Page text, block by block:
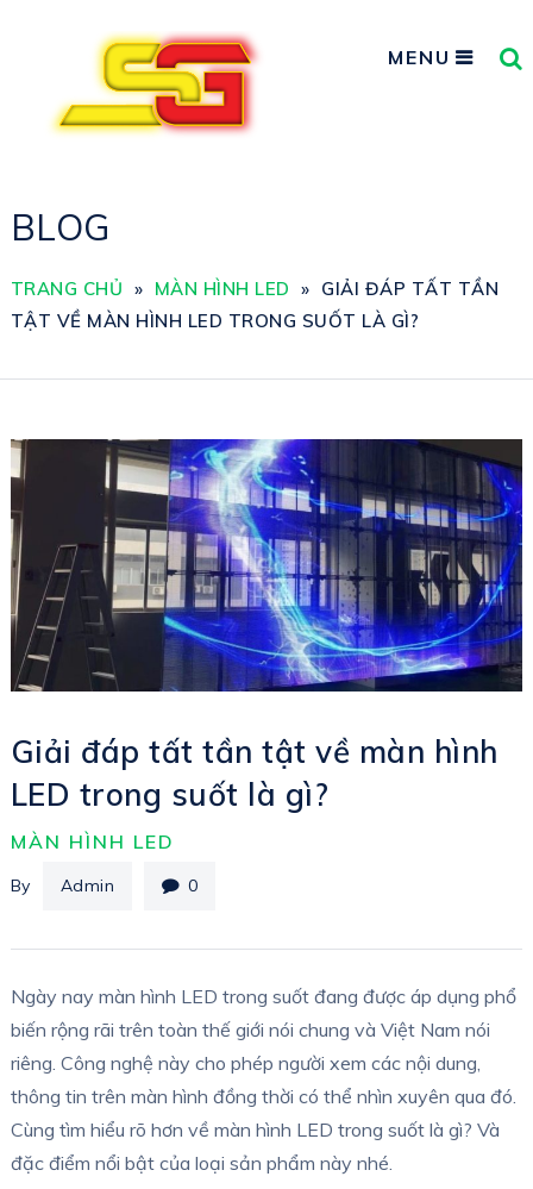
MENU
BLOG
TRANG CHỦ » MÀN HÌNH LED » GIẢI ĐÁP TẤT TẦN
TẬT VỀ MÀN HÌNH LED TRONG SUỐT LÀ GÌ?
Giải đáp tất tần tật về màn hình
LED trong suốt là gì?
MÀN HÌNH LED
By Admin 0
Ngày nay màn hình LED trong suốt đang được áp dụng phổ
biến rộng rãi trên toàn thế giới nói chung và Việt Nam nói
riêng. Công nghệ này cho phép người xem các nội dung,
thông tin trên màn hình đồng thời có thể nhìn xuyên qua đó.
Cùng tìm hiểu rõ hơn về màn hình LED trong suốt là gì? Và
đặc điểm nổi bật của loại sản phẩm này nhé.